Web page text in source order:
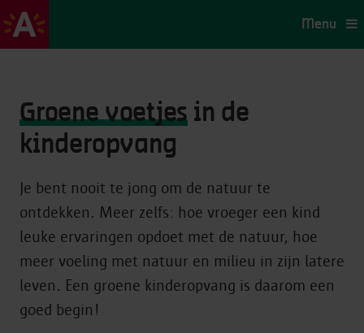
Menu
Groene voetjes in de
kinderopvang
Je bent nooit te jong om de natuur te
ontdekken. Meer zelfs: hoe vroeger een kind
leuke ervaringen opdoet met de natuur, hoe
meer voeling met natuur en milieu in zijn latere
leven. Een groene kinderopvang is daarom een
goed begin!